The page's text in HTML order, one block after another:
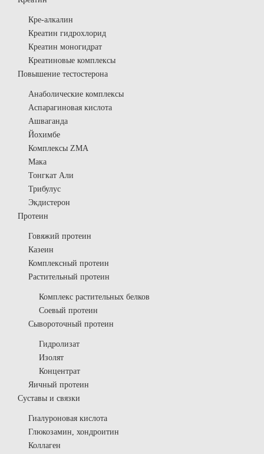
Кре-алкалин
Креатин гидрохлорид
Креатин моногидрат
Креатиновые комплексы
Повышение тестостерона
Анаболические комплексы
Аспарагиновая кислота
Ашваганда
Йохимбе
Комплексы ZMA
Мака
Тонгкат Али
Трибулус
Экдистерон
Протеин
Говяжий протеин
Казеин
Комплексный протеин
Растительный протеин
Комплекс растительных белков
Соевый протеин
Сывороточный протеин
Гидролизат
Изолят
Концентрат
Яичный протеин
Суставы и связки
Гиалуроновая кислота
Глюкозамин, хондроитин
Коллаген